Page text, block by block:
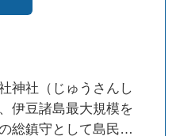
家族連れや自然を楽
きをお過ごしくださ
神社（じゅうさんし
伊豆諸島最大規模を
総鎮守として島民に